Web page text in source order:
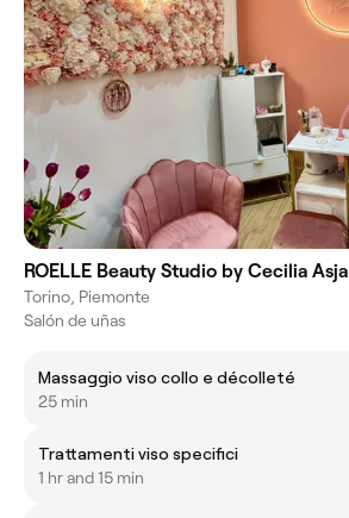
ROELLE Beauty Studio by Cecilia Asja
Torino, Piemonte
Salón de uñas
Massaggio viso collo e décolleté
25 min
Trattamenti viso specifici
1 hr and 15 min